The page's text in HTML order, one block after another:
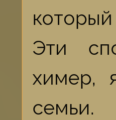
Эти
химер,